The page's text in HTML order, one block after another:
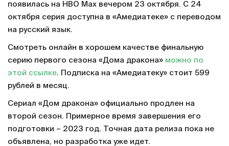
появилась на HBO Max вечером 23 октября. С 24
октября серия доступна в «Амедиатеке» с переводом
на русский язык.
Смотреть онлайн в хорошем качестве финальную
серию первого сезона «Дома дракона» можно по
этой ссылке. Подписка на «Амедиатеку» стоит 599
рублей в месяц.
Сериал «Дом дракона» официально продлен на
второй сезон. Примерное время завершения его
подготовки – 2023 год. Точная дата релиза пока не
объявлена, но разработка уже идет.